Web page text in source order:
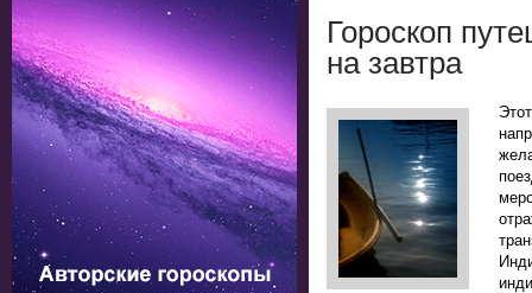
Гороскоп
на завтра